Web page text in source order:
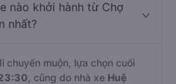
nào khởi hành từ Chợ
nhất?
chuyến muộn, lựa chọn cuối
, cũng do nhà xe Huệ